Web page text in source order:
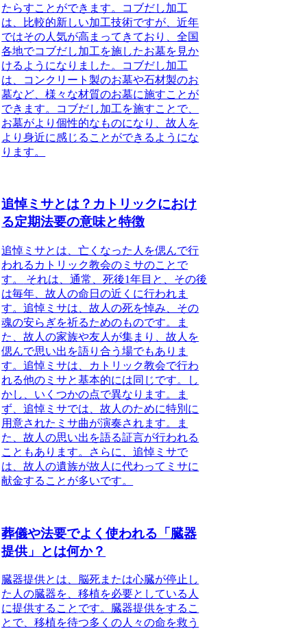
たらすことができます。コブだし加工
は、比較的新しい加工技術ですが、近年
ではその人気が高まってきており、全国
各地でコブだし加工を施したお墓を見か
けるようになりました。コブだし加工
は、コンクリート製のお墓や石材製のお
墓など、様々な材質のお墓に施すことが
できます。コブだし加工を施すことで、
お墓がより個性的なものになり、故人を
より身近に感じることができるようにな
ります。
追悼ミサとは？カトリックにおけ
る定期法要の意味と特徴
追悼ミサとは、亡くなった人を偲んで行
われるカトリック教会のミサのことで
す。
それは、通常、死後1年目と、その後
は毎年、故人の命日の近くに行われま
す。追悼ミサは、故人の死を悼み、その
魂の安らぎを祈るためのものです。ま
た、故人の家族や友人が集まり、故人を
偲んで思い出を語り合う場でもありま
す。追悼ミサは、カトリック教会で行わ
れる他のミサと基本的には同じです。し
かし、いくつかの点で異なります。ま
ず、追悼ミサでは、故人のために特別に
用意されたミサ曲が演奏されます。ま
た、故人の思い出を語る証言が行われる
こともあります。さらに、追悼ミサで
は、故人の遺族が故人に代わってミサに
献金することが多いです。
葬儀や法要でよく使われる「臓器
提供」とは何か？
臓器提供とは、脳死または心臓が停止し
た人の臓器を、移植を必要としている人
に提供すること です。臓器提供をするこ
とで、移植を待つ多くの人々の命を救う